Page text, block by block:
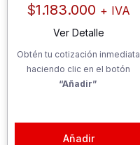
$1.183.000 + IVA
Ver Detalle
Obtén tu cotización inmediata
haciendo clic en el botón
“Añadir”
Añadir